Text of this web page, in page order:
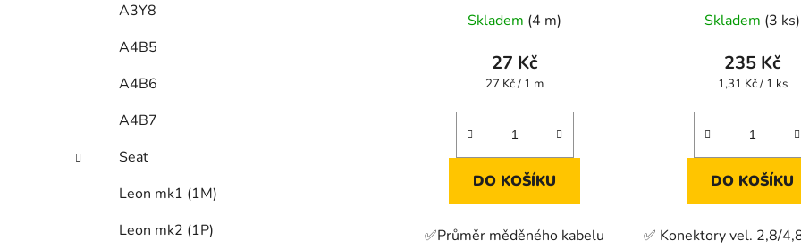
A3Y8
A4B5
A4B6
A4B7
Seat
Leon mk1 (1M)
Leon mk2 (1P)
Skladem (4 m)
27 Kč
Měrná
27 Kč / 1 m
DO KOŠÍKU
✅Průměr měděného kabelu
Skladem (3 ks)
235 Kč
Měrná
1,31 Kč / 1 ks
DO KOŠÍKU
✅ Konektory vel. 2,8/